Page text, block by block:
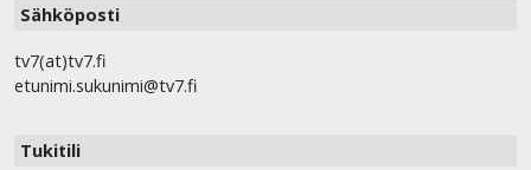
Sähköposti
tv7(at)tv7.fi
etunimi.sukunimi@tv7.fi
Tukitili